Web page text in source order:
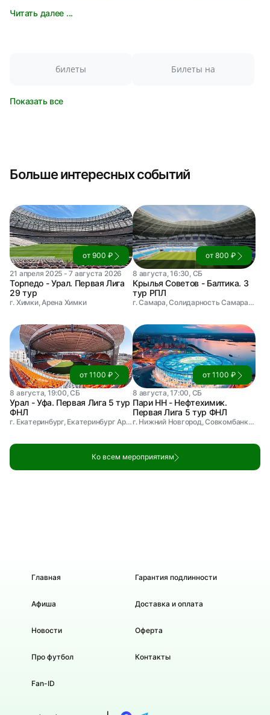
Читать далее ...
билеты Билеты на
Показать все
Больше интересных событий
от 900 ₽
21 апреля 2025 - 7 августа 2026
Торпедо - Урал. Первая Лига
29 тур
г. Химки, Арена Химки
от 800 ₽
8 августа, 16:30, СБ
Крылья Советов - Балтика. 3
тур РПЛ
г. Самара, Солидарность Самара Арена
от 1100 ₽
8 августа, 19:00, СБ
Урал - Уфа. Первая Лига 5 тур
ФНЛ
г. Екатеринбург, Екатеринбург Арена
от 1100 ₽
8 августа, 17:00, СБ
Пари НН - Нефтехимик.
Первая Лига 5 тур ФНЛ
г. Нижний Новгород, Совкомбанк Арена
Ко всем мероприятиям
Главная
Афиша
Новости
Про футбол
Fan-ID
Гарантия подлинности
Доставка и оплата
Оферта
Контакты